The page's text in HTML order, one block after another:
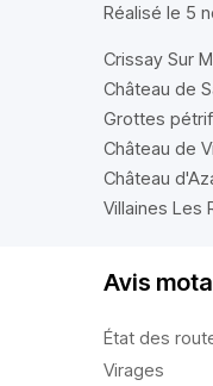
Réalisé le 5
Crissay Sur
Château de
Grottes
Château de
Château
Villaines Les
Avis
État des
Virages